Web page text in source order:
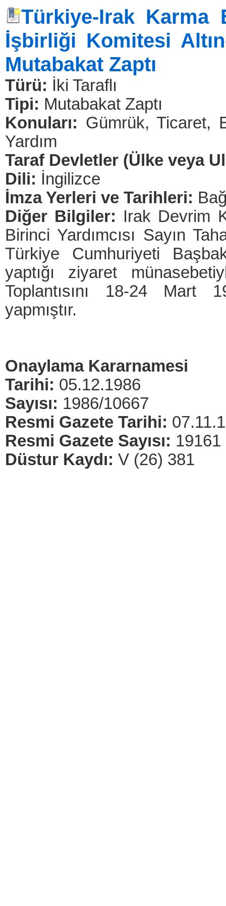
Türkiye-Irak Karma
İşbirliği Komitesi
Mutabakat Zaptı
Türü: İki Taraflı
Tipi: Mutabakat Zaptı
Konuları: Gümrük, Ticaret,
Yardım
Taraf Devletler (Ülke veya
Dili: İngilizce
İmza Yerleri ve Tarihleri:
Diğer Bilgiler: Irak Devrim
Birinci Yardımcısı Sayın
Türkiye Cumhuriyeti
yaptığı ziyaret
Toplantısını 18-24 Mart
yapmıştır.
Onaylama Kararnamesi
Tarihi: 05.12.1986
Sayısı: 1986/10667
Resmi Gazete Tarihi:
Resmi Gazete Sayısı: 19161
Düstur Kaydı: V (26) 381